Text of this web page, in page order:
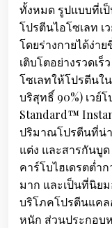
ทั้งหมด รูปแบบที่เ
โปรตีนไอโซเลท เ
โดยร่างกายได้ง่า
เติบโตอย่างรวดเร็
โซเลทให้โปรตีน
บริสุทธิ์ 90%) เวย์
Standard™
ปริมาณโปรตีนที่น่า
แต่ง และสารกันบู
คาร์โบไฮเดรตต่ำ
มาก และเป็นที่นิย
บริโภคโปรตีนแคล
หนัก ส่วนประกอบ